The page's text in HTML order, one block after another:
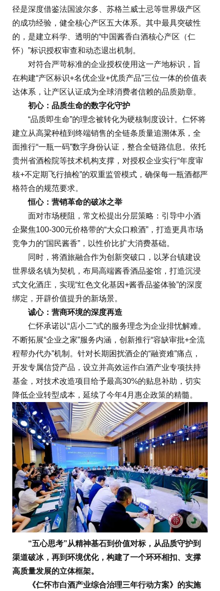
径是深度借鉴法国波尔多、苏格兰威士忌等世界级产区
的成功经验，健全核心产区五大体系。其中最具突破性
的，是建立科学、透明的“中国酱香白酒核心产区（仁
怀）”标识授权审查和动态退出机制。
对符合严苛标准的企业授权使用这一产地标识，旨
在构建“产区标识+名优企业+优质产品”三位一体的价值表
达体系，让产区认证成为全球消费者信赖的品质勋章。
初心：品质生命的数字化守护
“品质即生命”的理念被转化为硬核制度设计。仁怀将
建立从高粱种植到终端销售的全链条质量追溯体系，全
面推行“一瓶一码”数字身份认证，整合全链路信息。依托
贵州省酒检院等技术机构支撑，对授权企业实行“年度审
核+不定期飞行抽检”的双重监管模式，确保每一瓶酒都严
格符合的规范要求。
恒心：营销革命的破冰之举
面对市场梗阻，常文松提出分层策略：引导中小酒
企聚焦100-300元价格带的“大众口粮酒”，打造更具市场
竞争力的“国民酱香”，以性价比扩大消费基础。
同时，将酒旅融合作为创新突破口，以茅台镇建设
世界级名镇为契机，布局高端酱香酒品鉴馆，打造沉浸
式文化酒庄，实现“红色文化基因+酱香品鉴体验”的深度
绑定，开辟价值提升的新场景。
诚心：营商环境的深度再造
仁怀承诺以“店小二”式的服务理念为企业排忧解难。
不断拓展“企业之家”服务内涵，创新推行“容缺审批+全流
程帮办代办”机制。针对长期困扰酒企的“融资难”痛点，
开发专属信贷产品，设立并高效运作白酒产业专项扶持
基金，对技术改造项目给予最高30%的贴息补助，切实
降低企业转型成本，延续了今年4月惠企政策的精髓。
“五心思考”从精神基石到价值对标，从品质守护到
渠道破冰，再到环境优化，构建了一个环环相扣、支撑
高质量发展的立体框架。
《仁怀市白酒产业综合治理三年行动方案》的实施